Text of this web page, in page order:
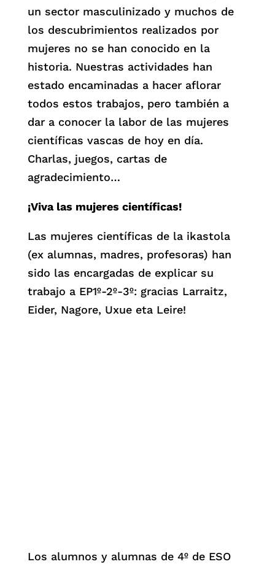
un sector masculinizado y muchos de
los descubrimientos realizados por
mujeres no se han conocido en la
historia. Nuestras actividades han
estado encaminadas a hacer aflorar
todos estos trabajos, pero también a
dar a conocer la labor de las mujeres
científicas vascas de hoy en día.
Charlas, juegos, cartas de
agradecimiento…
¡Viva las mujeres científicas!
Las mujeres científicas de la ikastola
(ex alumnas, madres, profesoras) han
sido las encargadas de explicar su
trabajo a EP1º-2º-3º: gracias Larraitz,
Eider, Nagore, Uxue eta Leire!
Los alumnos y alumnas de 4º de ESO